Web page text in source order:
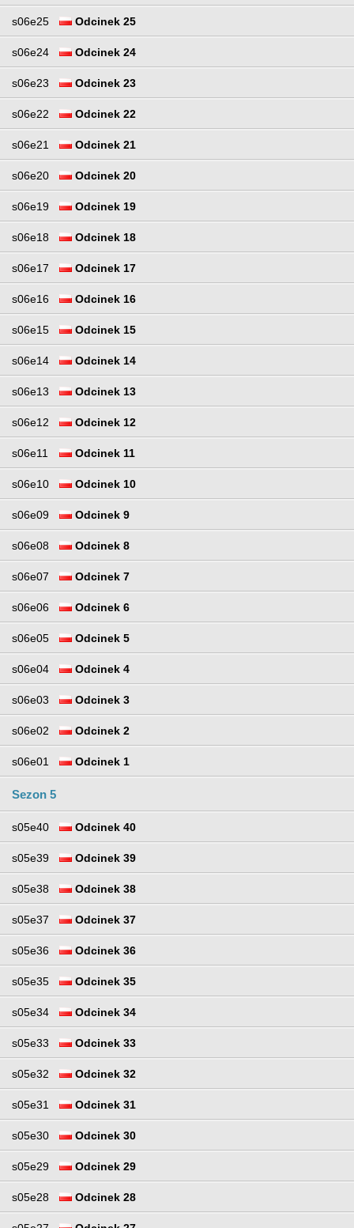
s06e25 Odcinek 25
s06e24 Odcinek 24
s06e23 Odcinek 23
s06e22 Odcinek 22
s06e21 Odcinek 21
s06e20 Odcinek 20
s06e19 Odcinek 19
s06e18 Odcinek 18
s06e17 Odcinek 17
s06e16 Odcinek 16
s06e15 Odcinek 15
s06e14 Odcinek 14
s06e13 Odcinek 13
s06e12 Odcinek 12
s06e11 Odcinek 11
s06e10 Odcinek 10
s06e09 Odcinek 9
s06e08 Odcinek 8
s06e07 Odcinek 7
s06e06 Odcinek 6
s06e05 Odcinek 5
s06e04 Odcinek 4
s06e03 Odcinek 3
s06e02 Odcinek 2
s06e01 Odcinek 1
Sezon 5
s05e40 Odcinek 40
s05e39 Odcinek 39
s05e38 Odcinek 38
s05e37 Odcinek 37
s05e36 Odcinek 36
s05e35 Odcinek 35
s05e34 Odcinek 34
s05e33 Odcinek 33
s05e32 Odcinek 32
s05e31 Odcinek 31
s05e30 Odcinek 30
s05e29 Odcinek 29
s05e28 Odcinek 28